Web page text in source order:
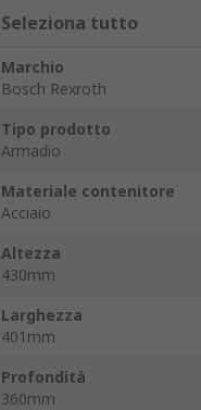
Seleziona tutto
Marchio
Bosch Rexroth
Tipo prodotto
Armadio
Materiale contenitore
Acciaio
Altezza
430mm
Larghezza
401mm
Profondità
360mm